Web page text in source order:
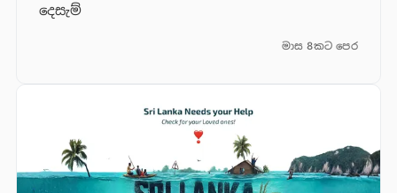
දෙසැම්
මාස 8කට පෙර